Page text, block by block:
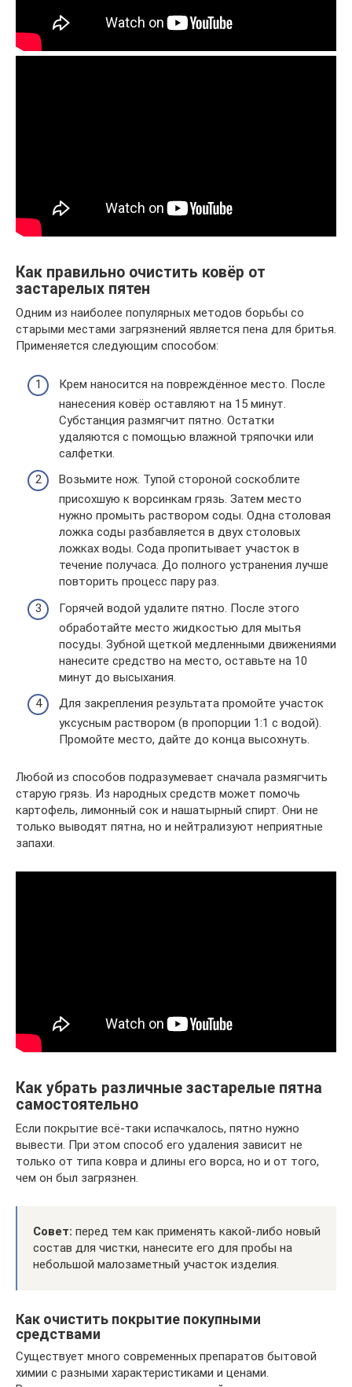
Как правильно очистить ковёр от
застарелых пятен
Одним из наиболее популярных методов борьбы со
старыми местами загрязнений является пена для бритья.
Применяется следующим способом:
Крем наносится на повреждённое место. После
нанесения ковёр оставляют на 15 минут.
Субстанция размягчит пятно. Остатки
удаляются с помощью влажной тряпочки или
салфетки.
Возьмите нож. Тупой стороной соскоблите
присохшую к ворсинкам грязь. Затем место
нужно промыть раствором соды. Одна столовая
ложка соды разбавляется в двух столовых
ложках воды. Сода пропитывает участок в
течение получаса. До полного устранения лучше
повторить процесс пару раз.
Горячей водой удалите пятно. После этого
обработайте место жидкостью для мытья
посуды. Зубной щеткой медленными движениями
нанесите средство на место, оставьте на 10
минут до высыхания.
Для закрепления результата промойте участок
уксусным раствором (в пропорции 1:1 с водой).
Промойте место, дайте до конца высохнуть.
Любой из способов подразумевает сначала размягчить
старую грязь. Из народных средств может помочь
картофель, лимонный сок и нашатырный спирт. Они не
только выводят пятна, но и нейтрализуют неприятные
запахи.
Как убрать различные застарелые пятна
самостоятельно
Если покрытие всё-таки испачкалось, пятно нужно
вывести. При этом способ его удаления зависит не
только от типа ковра и длины его ворса, но и от того,
чем он был загрязнен.
Совет: перед тем как применять какой-либо новый
состав для чистки, нанесите его для пробы на
небольшой малозаметный участок изделия.
Как очистить покрытие покупными
средствами
Существует много современных препаратов бытовой
химии с разными характеристиками и ценами.